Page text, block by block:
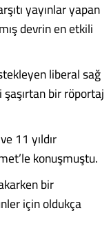
yayınlar yapan
devrin en etkili
liberal sağ
bir röportaj
11 yıldır
konuşmuştu.
bir
için oldukça